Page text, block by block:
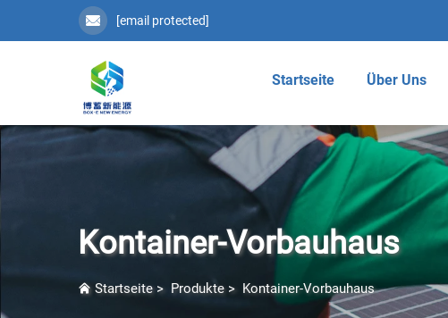
[email protected]
Startseite Über Uns
Kontainer-Vorbauhaus
Startseite> Produkte > Kontainer-Vorbauhaus